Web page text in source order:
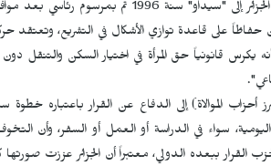
ففي بيان رسمي اطلعت وكالتنا عليه، ذكرت الحركة أن "انضمام الجزائر إلى
على قاعدة توازي الأشكال في التشريع، وتعتقد
يكرس قانونياً حق المرأة في اختيار السكن والتنقل
الموالاة) إلى الدفاع عن القرار باعتباره خطوة
سواء في الدراسة أو العمل أو السفر، وأن
القرار ببعده الدولي، معتبراً أن الجزائر عززت